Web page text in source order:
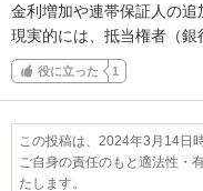
金利増加や連帯保証人の追
現実的には、抵当権者（銀
役に立った 1
この投稿は、2024年3月14日
ご自身の責任のもと適法性・
たします。